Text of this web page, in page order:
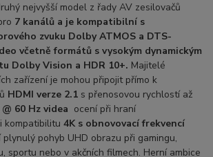
nejvyšší model z řady AV zesilovačů
7 kanálů a je kompatibilní s
zvuku Dolby ATMOS a DTS-
včetně formátů s vysokým dynamickým
Dolby Vision a HDR 10+. Majitelé
zařízení je mohou připojit přímo k
HDMI verze 2.1 s přenosovou rychlostí až
@ 60 Hzvidea ocení při hraní
kompatibilitu4K s obnovovací frekvencí
pohyb UHD obrazu při gamingu,
sportu nebo v akčních filmech. Herní ambice